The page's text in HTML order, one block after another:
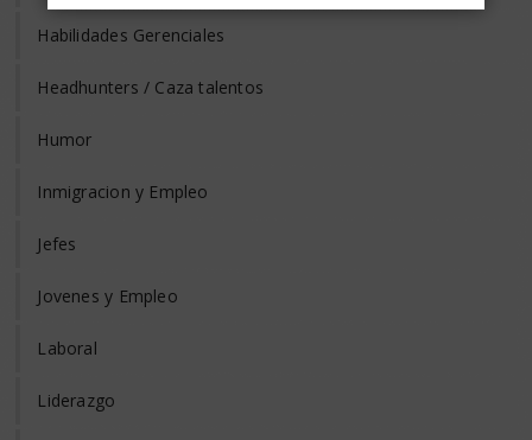
Habilidades Gerenciales
Headhunters / Caza talentos
Humor
Inmigracion y Empleo
Jefes
Jovenes y Empleo
Laboral
Liderazgo